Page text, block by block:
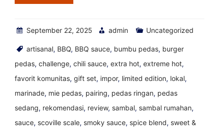
September 22, 2025 admin Uncategorized
artisanal, BBQ, BBQ sauce, bumbu pedas, burger
pedas, challenge, chili sauce, extra hot, extreme hot,
favorit komunitas, gift set, impor, limited edition, lokal,
marinade, mie pedas, pairing, pedas ringan, pedas
sedang, rekomendasi, review, sambal, sambal rumahan,
sauce, scoville scale, smoky sauce, spice blend, sweet &